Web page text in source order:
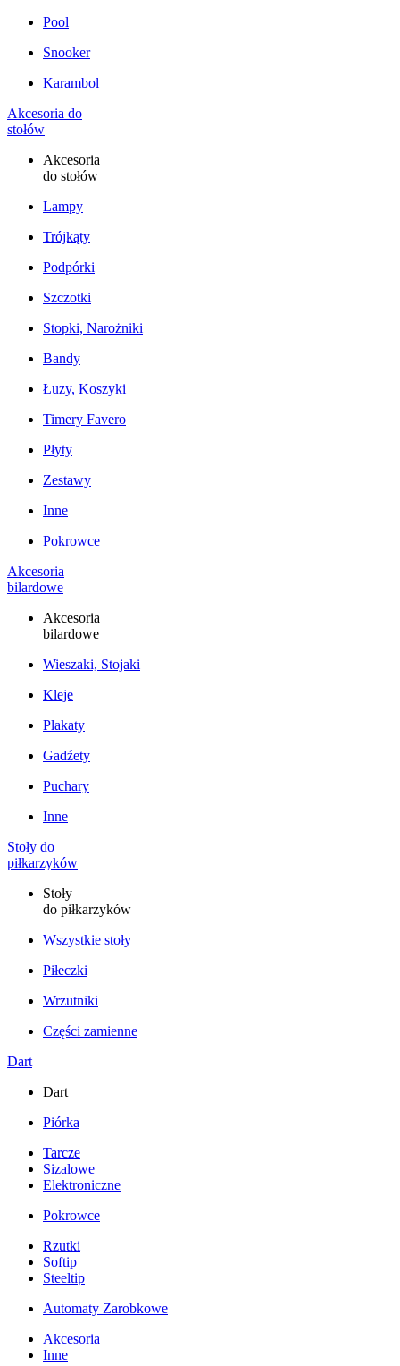
Pool
Snooker
Karambol
Akcesoria do
stołów
Akcesoria
do stołów
Lampy
Trójkąty
Podpórki
Szczotki
Stopki, Narożniki
Bandy
Łuzy, Koszyki
Timery Favero
Płyty
Zestawy
Inne
Pokrowce
Akcesoria
bilardowe
Akcesoria
bilardowe
Wieszaki, Stojaki
Kleje
Plakaty
Gadźety
Puchary
Inne
Stoły do
piłkarzyków
Stoły
do piłkarzyków
Wszystkie stoły
Piłeczki
Wrzutniki
Części zamienne
Dart
Dart
Piórka
Tarcze
Sizalowe
Elektroniczne
Pokrowce
Rzutki
Softip
Steeltip
Automaty Zarobkowe
Akcesoria
Inne